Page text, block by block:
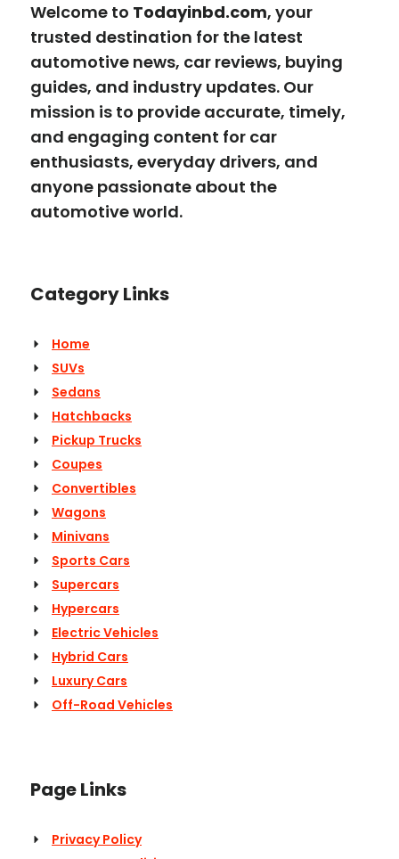
Welcome to Todayinbd.com, your
trusted destination for the latest
automotive news, car reviews, buying
guides, and industry updates. Our
mission is to provide accurate, timely,
and engaging content for car
enthusiasts, everyday drivers, and
anyone passionate about the
automotive world.
Category Links
Home
SUVs
Sedans
Hatchbacks
Pickup Trucks
Coupes
Convertibles
Wagons
Minivans
Sports Cars
Supercars
Hypercars
Electric Vehicles
Hybrid Cars
Luxury Cars
Off-Road Vehicles
Page Links
Privacy Policy